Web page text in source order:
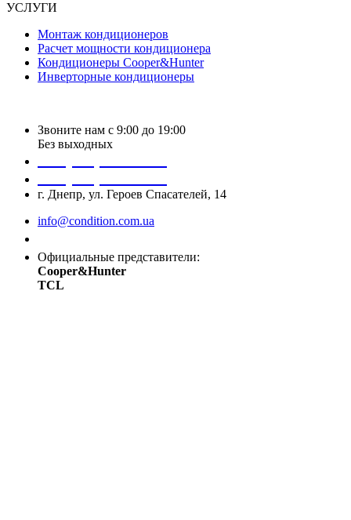
УСЛУГИ
Монтаж кондиционеров
Расчет мощности кондиционера
Кондиционеры Cooper&Hunter
Инверторные кондиционеры
Звоните нам с 9:00 до 19:00
Без выходных
г. Днепр, ул. Героев Спасателей, 14
info@condition.com.ua
Официальные представители:
Cooper&Hunter
TCL